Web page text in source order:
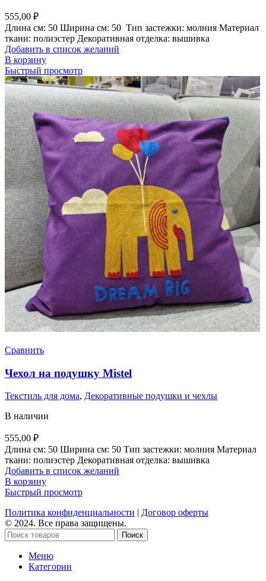
555,00 ₽
Длина см: 50 Ширина см: 50 Тип застежки: молния Материал
ткани: полиэстер Декоративная отделка: вышивка
Добавить в список желаний
В корзину
Быстрый просмотр
Сравнить
Чехол на подушку Mistel
Текстиль для дома, Декоративные подушки и чехлы
В наличии
555,00 ₽
Длина см: 50 Ширина см: 50 Тип застежки: молния Материал
ткани: полиэстер Декоративная отделка: вышивка
Добавить в список желаний
В корзину
Быстрый просмотр
Политика конфиденциальности | Договор оферты
© 2024. Все права защищены.
Поиск
Меню
Категории